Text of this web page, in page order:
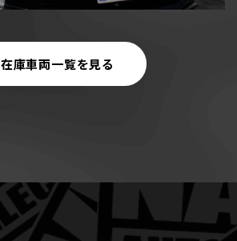
在庫車両一覧を見る